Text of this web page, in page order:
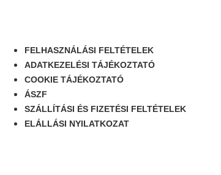
FELHASZNÁLÁSI FELTÉTELEK
ADATKEZELÉSI TÁJÉKOZTATÓ
COOKIE TÁJÉKOZTATÓ
ÁSZF
SZÁLLÍTÁSI ÉS FIZETÉSI FELTÉTELEK
ELÁLLÁSI NYILATKOZAT